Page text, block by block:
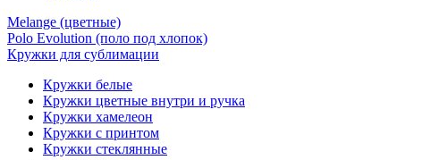
Melange (цветные)
Polo Evolution (поло под хлопок)
Кружки для сублимации
Кружки белые
Кружки цветные внутри и ручка
Кружки хамелеон
Кружки c принтом
Кружки стеклянные